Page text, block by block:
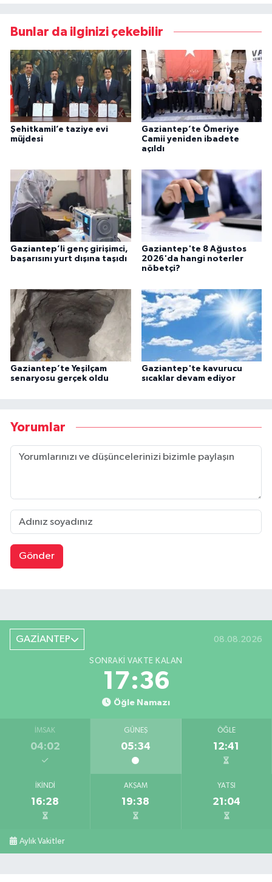
Bunlar da ilginizi çekebilir
Şehitkamil’e taziye evi
müjdesi
Gaziantep’te Ömeriye
Camii yeniden ibadete
açıldı
Gaziantep’li genç girişimci,
başarısını yurt dışına taşıdı
Gaziantep'te 8 Ağustos
2026'da hangi noterler
nöbetçi?
Gaziantep’te Yeşilçam
senaryosu gerçek oldu
Gaziantep'te kavurucu
sıcaklar devam ediyor
Yorumlar
Gönder
GAZİANTEP 08.08.2026
SONRAKI VAKTE KALAN
17:35
Öğle Namazı
İMSAK
04:02
GÜNEŞ
05:34
ÖĞLE
12:41
İKINDI
16:28
AKŞAM
19:38
YATSI
21:04
Aylık Vakitler